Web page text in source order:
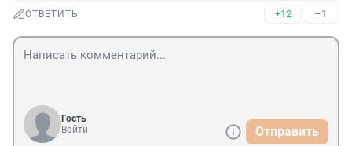
ОТВЕТИТЬ +12 –1
Гость
Войти
Отправить